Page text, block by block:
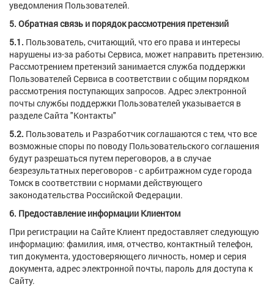
уведомления Пользователей.
5. Обратная связь и порядок рассмотрения претензий
5.1. Пользователь, считающий, что его права и интересы
нарушены из-за работы Сервиса, может направить претензию.
Рассмотрением претензий занимается служба поддержки
Пользователей Сервиса в соответствии с общим порядком
рассмотрения поступающих запросов. Адрес электронной
почты службы поддержки Пользователей указывается в
разделе Сайта "Контакты"
5.2. Пользователь и Разработчик соглашаются с тем, что все
возможные споры по поводу Пользовательского соглашения
будут разрешаться путем переговоров, а в случае
безрезультатных переговоров - с арбитражном суде города
Томск в соответствии с нормами действующего
законодательства Российской Федерации.
6. Предоставление информации Клиентом
При регистрации на Сайте Клиент предоставляет следующую
информацию: фамилия, имя, отчество, контактный телефон,
тип документа, удостоверяющего личность, номер и серия
документа, адрес электронной почты, пароль для доступа к
Сайту.